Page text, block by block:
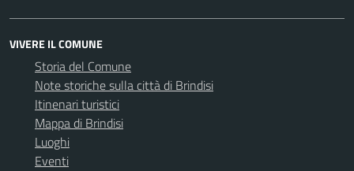
VIVERE IL COMUNE
Storia del Comune
Note storiche sulla città di Brindisi
Itinenari turistici
Mappa di Brindisi
Luoghi
Eventi